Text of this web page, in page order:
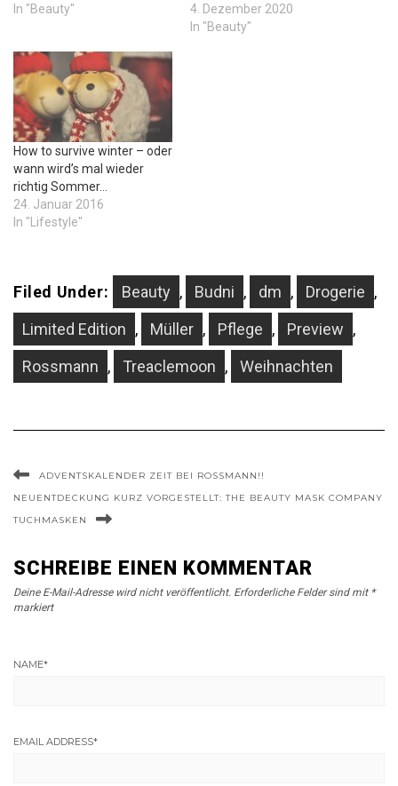
In "Beauty"
4. Dezember 2020
In "Beauty"
How to survive winter – oder
wann wird’s mal wieder
richtig Sommer…
24. Januar 2016
In "Lifestyle"
Filed Under: Beauty , Budni , dm , Drogerie ,
Limited Edition , Müller , Pflege , Preview ,
Rossmann , Treaclemoon , Weihnachten
ADVENTSKALENDER ZEIT BEI ROSSMANN!!
NEUENTDECKUNG KURZ VORGESTELLT: THE BEAUTY MASK COMPANY
TUCHMASKEN
SCHREIBE EINEN KOMMENTAR
Deine E-Mail-Adresse wird nicht veröffentlicht. Erforderliche Felder sind mit *
markiert
NAME*
EMAIL ADDRESS*